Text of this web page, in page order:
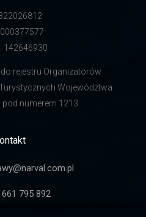
142646930
rejestru Organizatorów
Województwa
numerem 1213
795 892